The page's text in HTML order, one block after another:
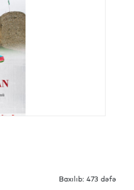
Baxılıb: 473 dəfə